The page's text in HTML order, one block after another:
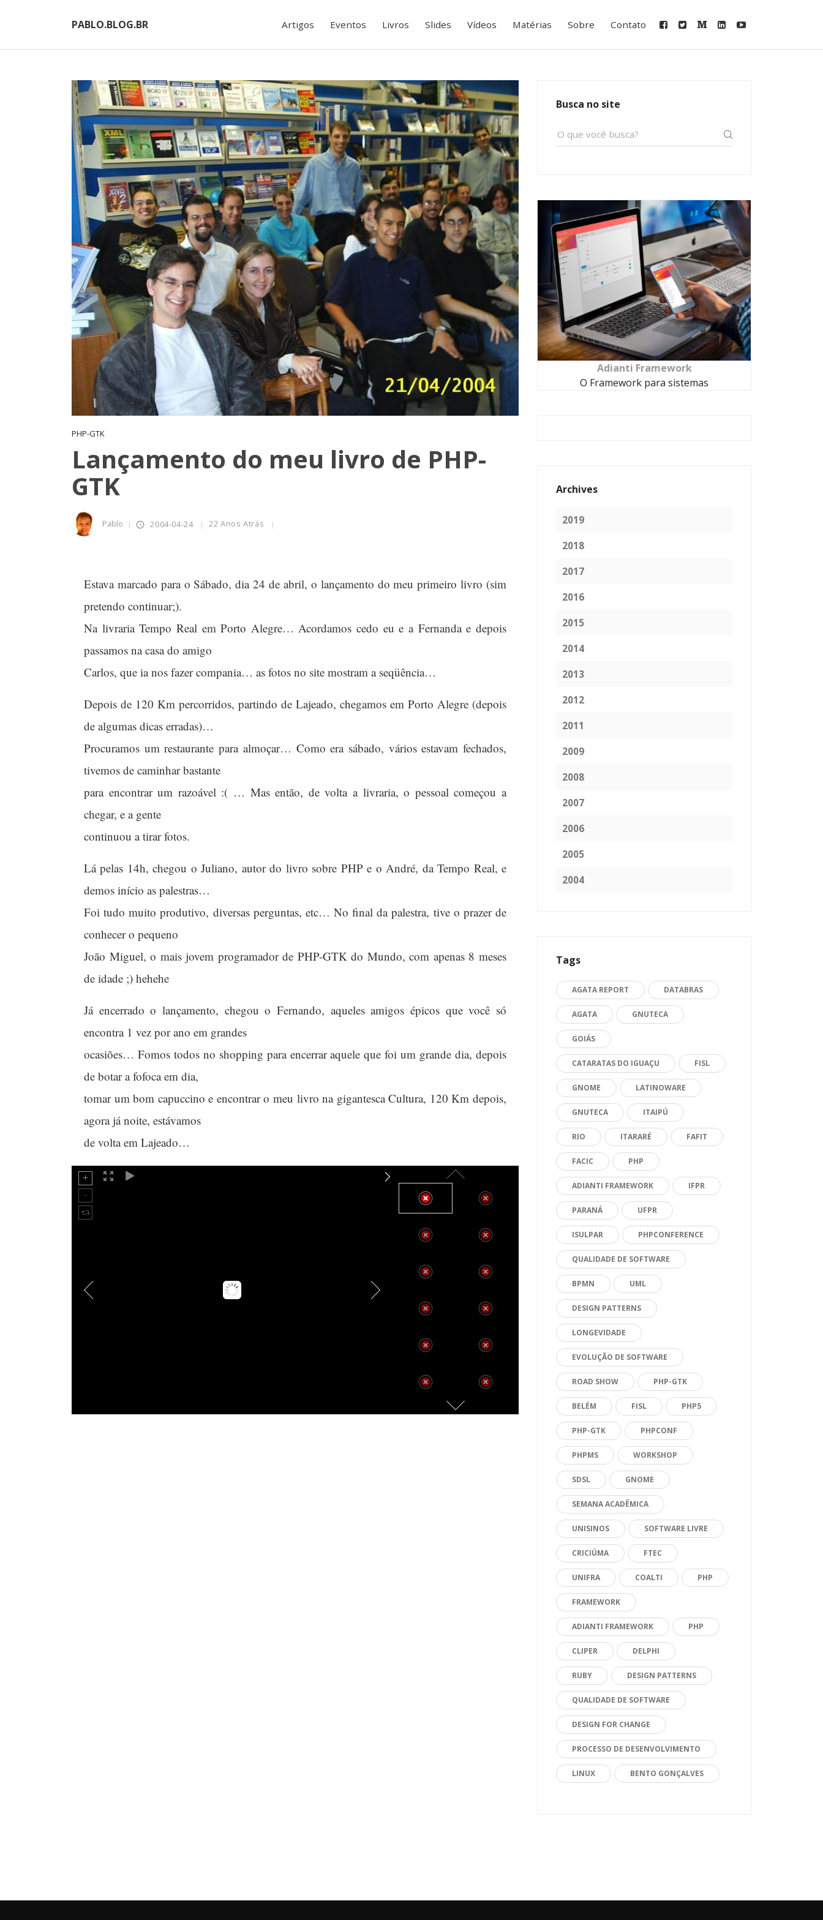
PABLO.BLOG.BR Artigos Eventos Livros Slides Vídeos Matérias Sobre Contato
PHP-GTK
Lançamento do meu livro de PHP-
GTK
Pablo 2004-04-24 22 Anos Atrás
Estava marcado para o Sábado, dia 24 de abril, o lançamento do meu primeiro livro (sim
pretendo continuar;).
Na livraria Tempo Real em Porto Alegre… Acordamos cedo eu e a Fernanda e depois
passamos na casa do amigo
Carlos, que ia nos fazer compania… as fotos no site mostram a seqüência…
Depois de 120 Km percorridos, partindo de Lajeado, chegamos em Porto Alegre (depois
de algumas dicas erradas)…
Procuramos um restaurante para almoçar… Como era sábado, vários estavam fechados,
tivemos de caminhar bastante
para encontrar um razoável :( … Mas então, de volta a livraria, o pessoal começou a
chegar, e a gente
continuou a tirar fotos.
Lá pelas 14h, chegou o Juliano, autor do livro sobre PHP e o André, da Tempo Real, e
demos início as palestras…
Foi tudo muito produtivo, diversas perguntas, etc… No final da palestra, tive o prazer de
conhecer o pequeno
João Miguel, o mais jovem programador de PHP-GTK do Mundo, com apenas 8 meses
de idade ;) hehehe
Já encerrado o lançamento, chegou o Fernando, aqueles amigos épicos que você só
encontra 1 vez por ano em grandes
ocasiões… Fomos todos no shopping para encerrar aquele que foi um grande dia, depois
de botar a fofoca em dia,
tomar um bom capuccino e encontrar o meu livro na gigantesca Cultura, 120 Km depois,
agora já noite, estávamos
de volta em Lajeado…
Busca no site
Adianti Framework
O Framework para sistemas
Archives
2019
2018
2017
2016
2015
2014
2013
2012
2011
2009
2008
2007
2006
2005
2004
Tags
AGATA REPORT DATABRAS
AGATA GNUTECA
GOIÁS
CATARATAS DO IGUAÇU FISL
GNOME LATINOWARE
GNUTECA ITAIPÚ
RIO ITARARÉ FAFIT
FACIC PHP
ADIANTI FRAMEWORK IFPR
PARANÁ UFPR
ISULPAR PHPCONFERENCE
QUALIDADE DE SOFTWARE
BPMN UML
DESIGN PATTERNS
LONGEVIDADE
EVOLUÇÃO DE SOFTWARE
ROAD SHOW PHP-GTK
BELÉM FISL PHP5
PHP-GTK PHPCONF
PHPMS WORKSHOP
SDSL GNOME
SEMANA ACADÊMICA
UNISINOS SOFTWARE LIVRE
CRICIÚMA FTEC
UNIFRA COALTI PHP
FRAMEWORK
ADIANTI FRAMEWORK PHP
CLIPER DELPHI
RUBY DESIGN PATTERNS
QUALIDADE DE SOFTWARE
DESIGN FOR CHANGE
PROCESSO DE DESENVOLVIMENTO
LINUX BENTO GONÇALVES